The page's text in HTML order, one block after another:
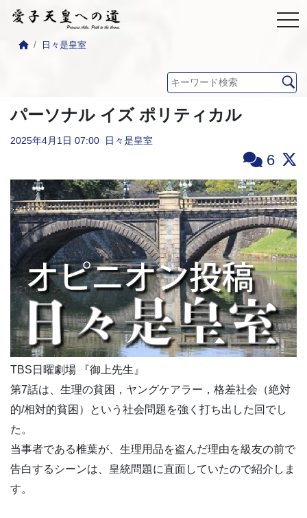
日々是皇室
パーソナル イズ ポリティカル
2025年4月1日 07:00 日々是皇室
6
TBS日曜劇場 『御上先生』
第7話は、生理の貧困，ヤングケアラー，格差社会（絶対
的/相対的貧困）という社会問題を強く打ち出した回でし
た。
当事者である椎葉が、生理用品を盗んだ理由を級友の前で
告白するシーンは、皇統問題に直面していたので紹介しま
す。